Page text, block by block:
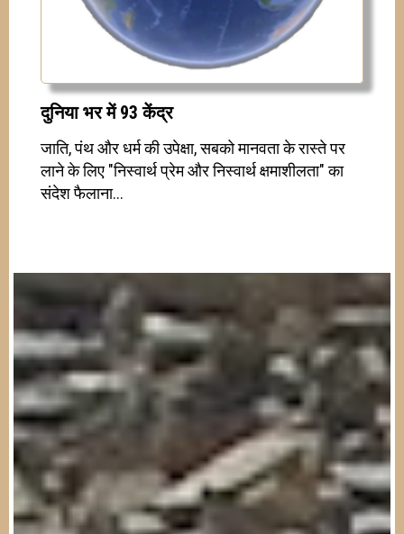
दुनिया भर में 93 केंद्र
जाति, पंथ और धर्म की उपेक्षा, सबको मानवता के रास्ते पर
लाने के लिए "निस्वार्थ प्रेम और निस्वार्थ क्षमाशीलता" का
संदेश फैलाना...